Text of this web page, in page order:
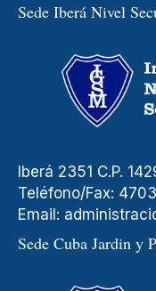
Sede Iberá Nivel
Iberá 2351 C.P.
Teléfono/Fax:
Email:
Sede Cuba Jardin y